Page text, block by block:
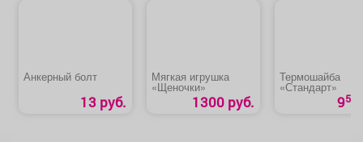
Анкерный болт
13 руб.
Мягкая игрушка
«Щеночки»
1300 руб.
Термошайба
«Стандарт»
950